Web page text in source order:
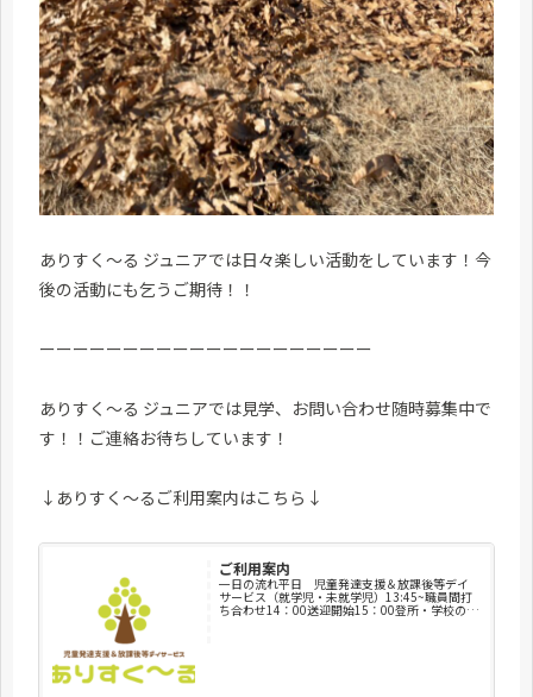
ありすく～る ジュニアでは日々楽しい活動をしています！今
後の活動にも乞うご期待！！
ーーーーーーーーーーーーーーーーーーーー
ありすく～る ジュニアでは見学、お問い合わせ随時募集中で
す！！ご連絡お待ちしています！
↓ありすく～るご利用案内はこちら↓
ご利用案内
一日の流れ平日 児童発達支援＆放課後等デイ
サービス（就学児・未就学児）13:45~職員間打
ち合わせ14：00送迎開始15：00登所・学校の宿